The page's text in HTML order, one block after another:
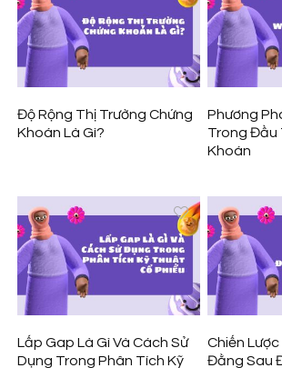
Độ Rộng Thị Trường Chứng
Khoán Là Gì?
Phương
Trong Đầu
Khoán
Lấp Gap Là Gì Và Cách Sử
Dụng Trong Phân Tích Kỹ
Chiến
Đằng Sau